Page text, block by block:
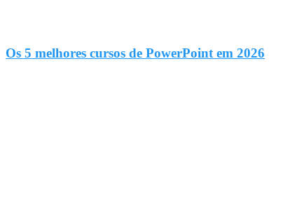
Os 5 melhores cursos de PowerPoint em 2026